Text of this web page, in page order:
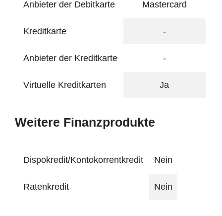
Anbieter der Debitkarte Mastercard
Kreditkarte -
Anbieter der Kreditkarte -
Virtuelle Kreditkarten Ja
Weitere Finanzprodukte
Dispokredit/Kontokorrentkredit Nein
Ratenkredit Nein